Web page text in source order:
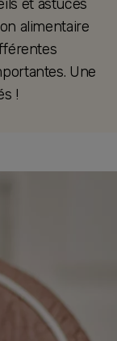
et astuces
alimentaire
Une
!